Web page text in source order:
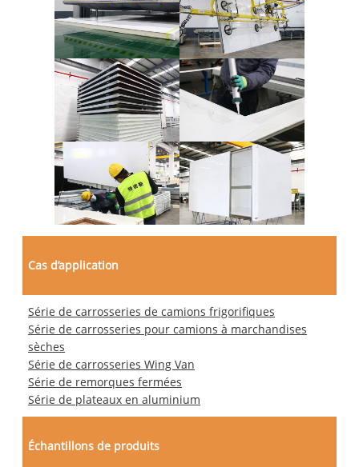
Cas d’application
Série de carrosseries de camions frigorifiques
Série de carrosseries pour camions à marchandises
sèches
Série de carrosseries Wing Van
Série de remorques fermées
Série de plateaux en aluminium
Échantillons de produits